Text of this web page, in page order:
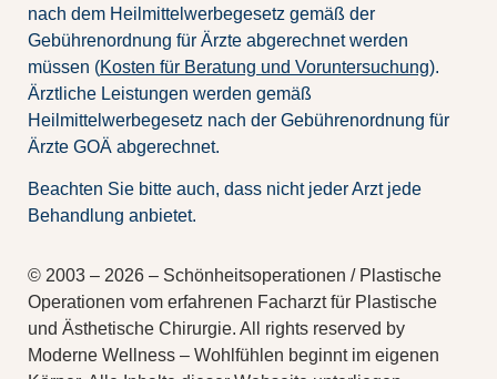
nach dem Heilmittelwerbegesetz gemäß der
Gebührenordnung für Ärzte abgerechnet werden
müssen (Kosten für Beratung und Voruntersuchung).
Ärztliche Leistungen werden gemäß
Heilmittelwerbegesetz nach der Gebührenordnung für
Ärzte GOÄ abgerechnet.
Beachten Sie bitte auch, dass nicht jeder Arzt jede
Behandlung anbietet.
© 2003 – 2026 – Schönheitsoperationen / Plastische
Operationen vom erfahrenen Facharzt für Plastische
und Ästhetische Chirurgie. All rights reserved by
Moderne Wellness – Wohlfühlen beginnt im eigenen